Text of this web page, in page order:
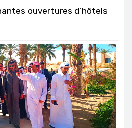
ouvertures d’hôtels